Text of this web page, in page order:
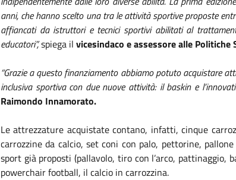
anni, che hanno scelto una tra le attività sportive proposte
affiancati da istruttori e tecnici sportivi abilitati al
educatori”,spiega il vicesindaco e assessore alle
“Grazie a questo finanziamento abbiamo potuto acquistare
inclusiva sportiva con due nuove attività: il baskin e
Raimondo Innamorato.
Le attrezzature acquistate contano, infatti, cinque
carrozzine da calcio, set coni con palo, pettorine,
sport già proposti (pallavolo, tiro con l’arco, pattinaggio,
powerchair football, il calcio in carrozzina.